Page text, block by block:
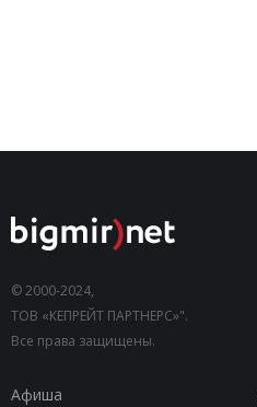
© 2000-2024,
ТОВ «КЕПРЕЙТ ПАРТНЕРС»".
Все права защищены.
Афиша